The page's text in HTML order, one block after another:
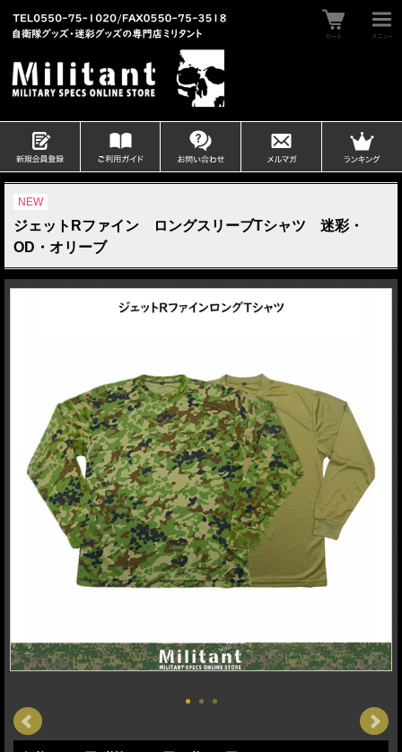
NEW
ジェットRファイン ロングスリーブTシャツ 迷彩・
OD・オリーブ